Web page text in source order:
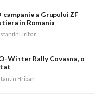
a Grupului ZF
in Romania
Hriban
Winter Rally Covasna, o
Hriban